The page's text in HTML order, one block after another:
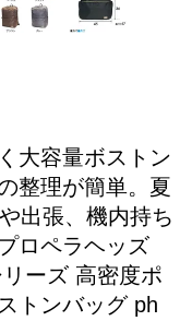
大容量ボストン
整理が簡単。夏
出張、機内持ち
ロペラヘッズ
ーズ 高密度ポ
トンバッグ ph